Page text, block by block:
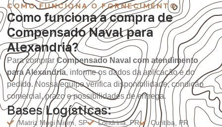
COMO FUNCIONA O FORNECIMENTO
Como funciona a compra de
Compensado Naval para
Alexandria?
Para comprar Compensado Naval com atendimento
para Alexandria, informe os dados da aplicação e do
pedido. Nossa equipe verifica disponibilidade, condição
comercial, prazo e possibilidades de entrega.
Bases Logísticas:
Matriz Mogi Mirim, SP Londrina, PR
Curitiba, PR